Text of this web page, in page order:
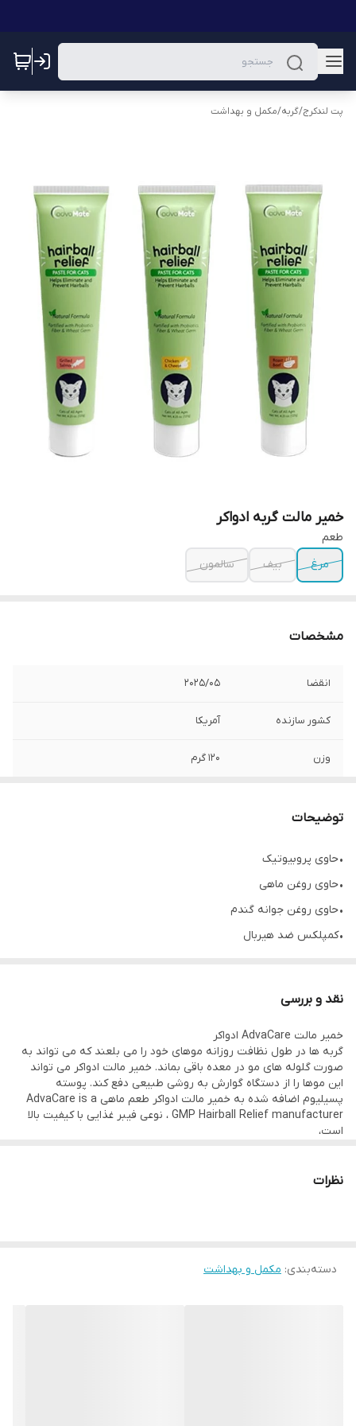
پت لندکرج/گربه/مکمل و بهداشت
خمیر مالت گربه ادواکر
طعم
مرغ
بیف سالمون
مشخصات
انقضا 2025/05
کشور سازنده آمریکا
وزن 120 گرم
توضیحات
• حاوی پروبیوتیک
• حاوی روغن ماهی
• حاوی روغن جوانه گندم
• کمپلکس ضد هیربال
• افزایش سلامت دستگاه گوارش
• درخشش پوست و مو
نقد و بررسی
خمیر مالت AdvaCare ادواکر
گربه ها در طول نظافت روزانه موهای خود را می بلعند که می تواند به
صورت گلوله های مو در معده باقی بماند. خمیر مالت ادواکر می تواند
این موها را از دستگاه گوارش به روشی طبیعی دفع کند. پوسته
پسیلیوم اضافه شده به خمیر مالت ادواکر طعم ماهی AdvaCare is a
GMP Hairball Relief manufacturer ، نوعی فیبر غذایی با کیفیت بالا
است،
فیبرها، روغن ماهی و روغن جوانه گندم است، به روان شدن موهای
نظرات
دسته‌بندی: مکمل و بهداشت